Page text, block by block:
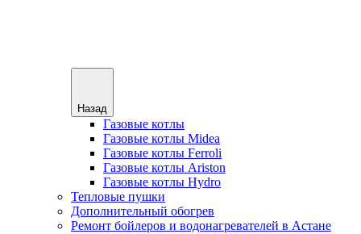
Назад
Газовые котлы
Газовые котлы Midea
Газовые котлы Ferroli
Газовые котлы Ariston
Газовые котлы Hydro
Тепловые пушки
Дополнительный обогрев
Ремонт бойлеров и водонагревателей в Астане